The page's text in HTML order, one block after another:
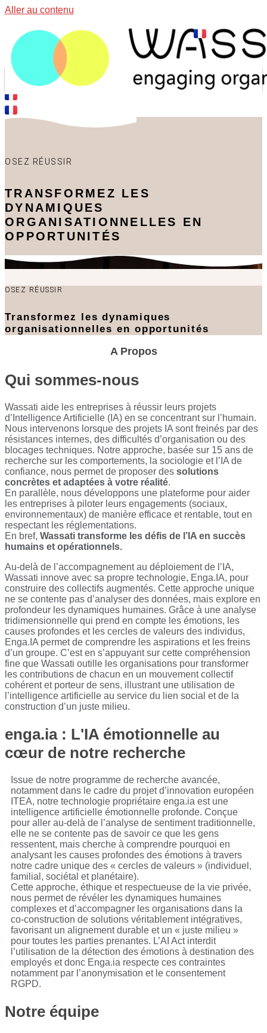
Aller au contenu
OSEZ RÉUSSIR
TRANSFORMEZ LES
DYNAMIQUES
ORGANISATIONNELLES EN
OPPORTUNITÉS
OSEZ RÉUSSIR
Transformez les dynamiques
organisationnelles en opportunités
A Propos
Qui sommes-nous
Wassati aide les entreprises à réussir leurs projets
d’Intelligence Artificielle (IA) en se concentrant sur l’humain.
Nous intervenons lorsque des projets IA sont freinés par des
résistances internes, des difficultés d’organisation ou des
blocages techniques. Notre approche, basée sur 15 ans de
recherche sur les comportements, la sociologie et l’IA de
confiance, nous permet de proposer des solutions
concrètes et adaptées à votre réalité.
En parallèle, nous développons une plateforme pour aider
les entreprises à piloter leurs engagements (sociaux,
environnementaux) de manière efficace et rentable, tout en
respectant les réglementations.
En bref, Wassati transforme les défis de l’IA en succès
humains et opérationnels.
Au-delà de l’accompagnement au déploiement de l’IA,
Wassati innove avec sa propre technologie, Enga.IA, pour
construire des collectifs augmentés. Cette approche unique
ne se contente pas d’analyser des données, mais explore en
profondeur les dynamiques humaines. Grâce à une analyse
tridimensionnelle qui prend en compte les émotions, les
causes profondes et les cercles de valeurs des individus,
Enga.IA permet de comprendre les aspirations et les freins
d’un groupe. C’est en s’appuyant sur cette compréhension
fine que Wassati outille les organisations pour transformer
les contributions de chacun en un mouvement collectif
cohérent et porteur de sens, illustrant une utilisation de
l’intelligence artificielle au service du lien social et de la
construction d’un juste milieu.
enga.ia : L'IA émotionnelle au
cœur de notre recherche
Issue de notre programme de recherche avancée,
notamment dans le cadre du projet d’innovation européen
ITEA, notre technologie propriétaire enga.ia est une
intelligence artificielle émotionnelle profonde. Conçue
pour aller au-delà de l’analyse de sentiment traditionnelle,
elle ne se contente pas de savoir ce que les gens
ressentent, mais cherche à comprendre pourquoi en
analysant les causes profondes des émotions à travers
notre cadre unique des « cercles de valeurs » (individuel,
familial, sociétal et planétaire).
Cette approche, éthique et respectueuse de la vie privée,
nous permet de révéler les dynamiques humaines
complexes et d’accompagner les organisations dans la
co-construction de solutions véritablement intégratives,
favorisant un alignement durable et un « juste milieu »
pour toutes les parties prenantes. L’AI Act interdit
l’utilisation de la détection des émotions à destination des
employés et donc Enga.ia respecte ces contraintes
notamment par l’anonymisation et le consentement
RGPD.
Notre équipe